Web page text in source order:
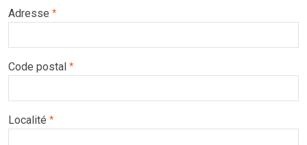
Adresse *
Code postal *
Localité *